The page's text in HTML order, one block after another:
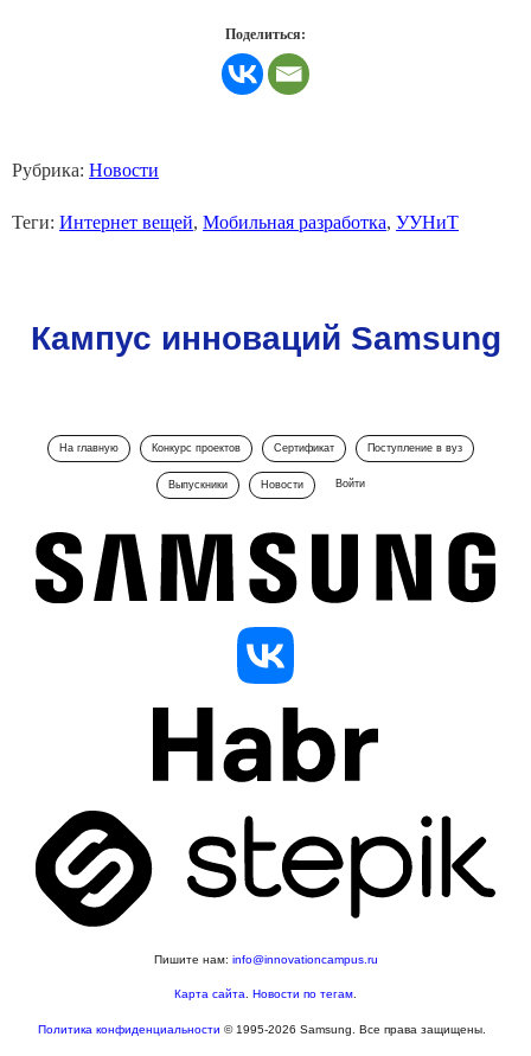
Поделиться:
Рубрика: Новости
Теги: Интернет вещей, Мобильная разработка, УУНиТ
Кампус инноваций Samsung
На главную Конкурс проектов Сертификат Поступление в вуз
Выпускники Новости Войти
Пишите нам: info@innovationcampus.ru
Карта сайта. Новости по тегам.
Политика конфиденциальности © 1995-2026 Samsung. Все права защищены.